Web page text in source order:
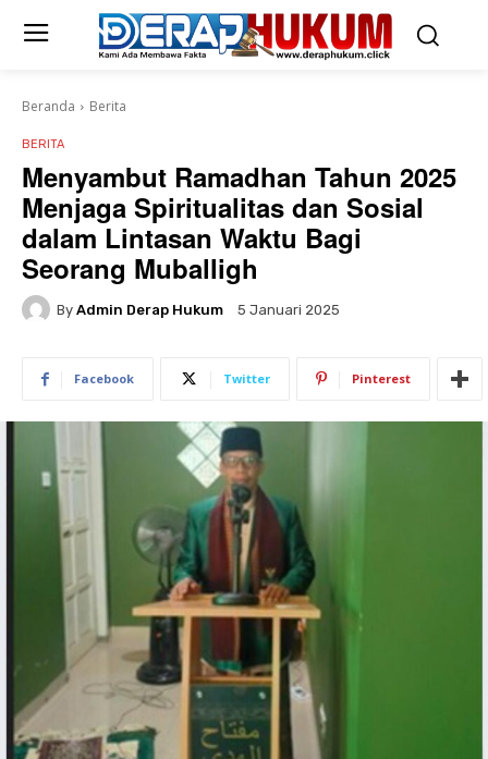
Beranda Berita
BERITA
Menyambut Ramadhan Tahun 2025
Menjaga Spiritualitas dan Sosial
dalam Lintasan Waktu Bagi
Seorang Muballigh
By Admin Derap Hukum 5 Januari 2025
Facebook Twitter Pinterest